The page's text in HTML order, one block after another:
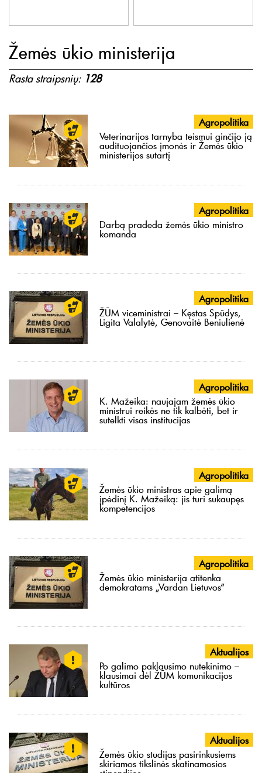
Žemės ūkio ministerija
Rasta straipsnių: 128
Agropolitika
Veterinarijos tarnyba teismui ginčijo ją
audituojančios įmonės ir Žemės ūkio
ministerijos sutartį
Agropolitika
Darbą pradeda žemės ūkio ministro
komanda
Agropolitika
ŽŪM viceministrai – Kęstas Spūdys,
Ligita Valalytė, Genovaitė Beniulienė
Agropolitika
K. Mažeika: naujajam žemės ūkio
ministrui reikės ne tik kalbėti, bet ir
sutelkti visas institucijas
Agropolitika
Žemės ūkio ministras apie galimą
įpėdinį K. Mažeiką: jis turi sukaupęs
kompetencijos
Agropolitika
Žemės ūkio ministerija atitenka
demokratams „Vardan Lietuvos“
Aktualijos
Po galimo paklausimo nutekinimo –
klausimai dėl ŽŪM komunikacijos
kultūros
Aktualijos
Žemės ūkio studijas pasirinkusiems
skiriamos tikslinės skatinamosios